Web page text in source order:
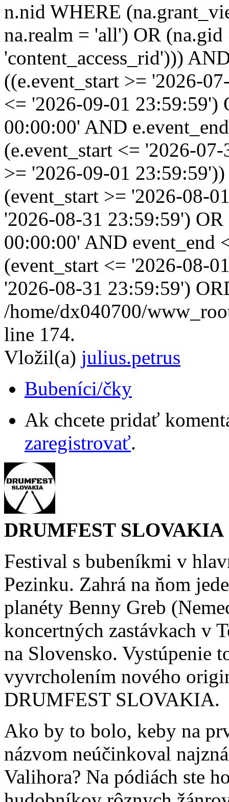
n.nid WHERE
na.realm = 'all') OR
'content_access_rid')))
((e.event_start >= '2026-
<= '2026-09-01 23:59:59')
00:00:00' AND
(e.event_start <= '2026-
>= '2026-09-01
(event_start >= '2026-08-
'2026-08-31 23:59:59')
00:00:00' AND event_end
(event_start <= '2026-08-
'2026-08-31 23:59:59')
/home/dx040700/
line 174.
Vložil(a) julius.petrus
Bubeníci/čky
Ak chcete pridať
zaregistrovať.
DRUMFEST SLOVAKIA
Festival s bubeníkmi v
Pezinku. Zahrá na ňom
planéty Benny Greb
koncertných zastávkach v
na Slovensko. Vystúpenie
vyvrcholením nového
DRUMFEST SLOVAKIA.
Ako by to bolo, keby na
názvom neúčinkoval
Valihora? Na pódiách ste